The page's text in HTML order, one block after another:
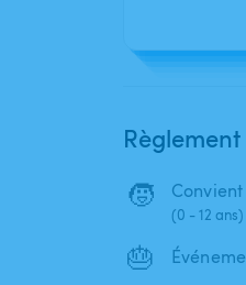
🧒
(0 - 12 ans)
🎂